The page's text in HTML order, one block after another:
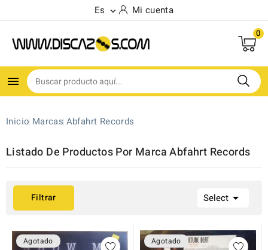
Es  Mi cuenta
0

Inicio Marcas Abfahrt Records
Listado De Productos Por Marca Abfahrt Records
Filtrar Select 
Agotado Agotado